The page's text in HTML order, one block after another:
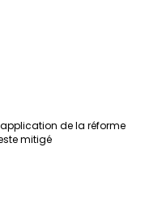
de la réforme
mitigé